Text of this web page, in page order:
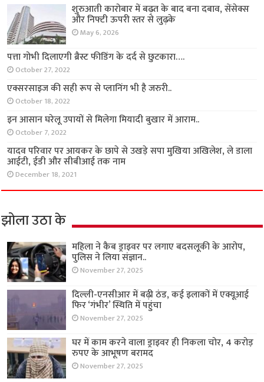
शुरुआती कारोबार में बढ़त के बाद बना दबाव, सेंसेक्स
और निफ्टी ऊपरी स्तर से लुढ़के
May 6, 2026
पत्ता गोभी दिलाएगी ब्रैस्ट फीडिंग के दर्द से छुटकारा….
October 27, 2022
एक्सरसाइज की सही रूप से प्लानिंग भी है जरुरी..
October 18, 2022
इन आसान घरेलू उपायों से मिलेगा मियादी बुखार में आराम..
October 7, 2022
यादव परिवार पर आयकर के छापे से उखड़े सपा मुखिया अखिलेश, ले डाला
आईटी, ईडी और सीबीआई तक नाम
December 18, 2021
झोला उठा के
महिला ने कैब ड्राइवर पर लगाए बदसलूकी के आरोप,
पुलिस ने लिया संज्ञान..
November 27, 2025
दिल्ली-एनसीआर में बढ़ी ठंड, कई इलाकों में एक्यूआई
फिर ‘गंभीर’ स्थिति में पहुंचा
November 27, 2025
घर में काम करने वाला ड्राइवर ही निकला चोर, 4 करोड़
रुपए के आभूषण बरामद
November 27, 2025